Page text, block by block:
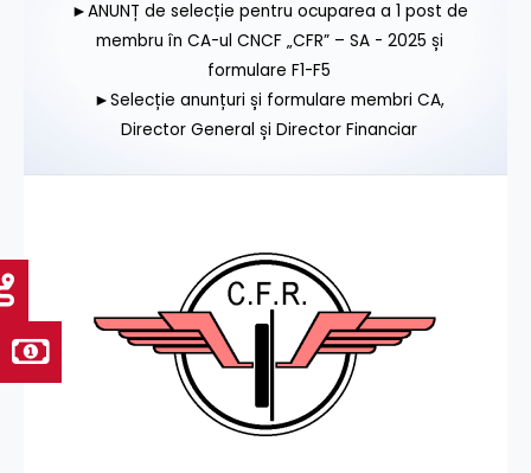
►ANUNȚ de selecție pentru ocuparea a 1 post de
membru în CA-ul CNCF „CFR” – SA - 2025 și
formulare F1-F5
►Selecție anunțuri și formulare membri CA,
Director General și Director Financiar